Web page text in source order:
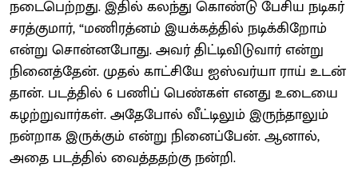
நடைபெற்றது. இதில் கலந்து கொண்டு பேசிய நடிகர்
சரத்குமார், “மணிரத்னம் இயக்கத்தில் நடிக்கிறோம்
என்று சொன்னபோது. அவர் திட்டிவிடுவார் என்று
நினைத்தேன். முதல் காட்சியே ஐஸ்வர்யா ராய் உடன்
தான். படத்தில் 6 பணிப் பெண்கள் எனது உடையை
கழற்றுவார்கள். அதேபோல் வீட்டிலும் இருந்தாலும்
நன்றாக இருக்கும் என்று நினைப்பேன். ஆனால்,
அதை படத்தில் வைத்ததற்கு நன்றி.